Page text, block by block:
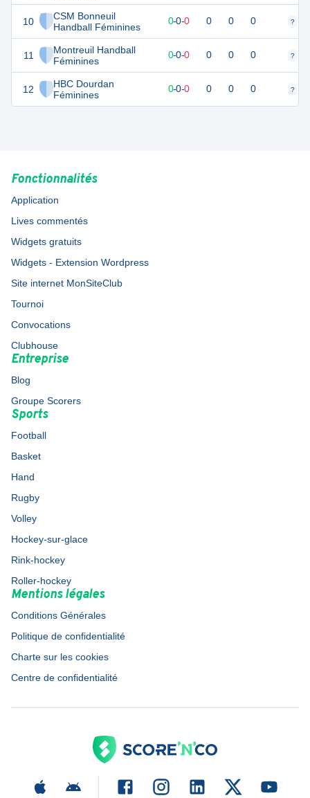
10
CSM Bonneuil
Handball Féminines
11
Montreuil Handball
Féminines
12
HBC Dourdan
Féminines
0 0-0-0 0 0 0 ?
0 0-0-0 0 0 0 ?
0-0-0 0 0 0 ?
Fonctionnalités
Application
Lives commentés
Widgets gratuits
Widgets - Extension Wordpress
Site internet MonSiteClub
Tournoi
Convocations
Clubhouse
Entreprise
Blog
Groupe Scorers
Sports
Football
Basket
Hand
Rugby
Volley
Hockey-sur-glace
Rink-hockey
Roller-hockey
Mentions légales
Conditions Générales
Politique de confidentialité
Charte sur les cookies
Centre de confidentialité